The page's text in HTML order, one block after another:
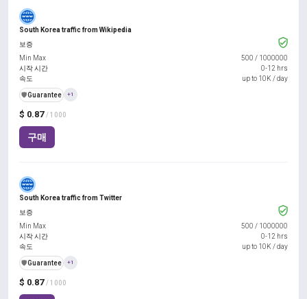
South Korea traffic from Wikipedia
$ 0.87 / 1000
구매
보증
Min Max
500 / 1000000
시작 시간
0-12 hrs
속도
up to 10K / day
️🛡️Guarantee +1
South Korea traffic from Twitter
$ 0.87 / 1000
보증
Min Max
500 / 1000000
시작 시간
0-12 hrs
속도
up to 10K / day
️🛡️Guarantee +1